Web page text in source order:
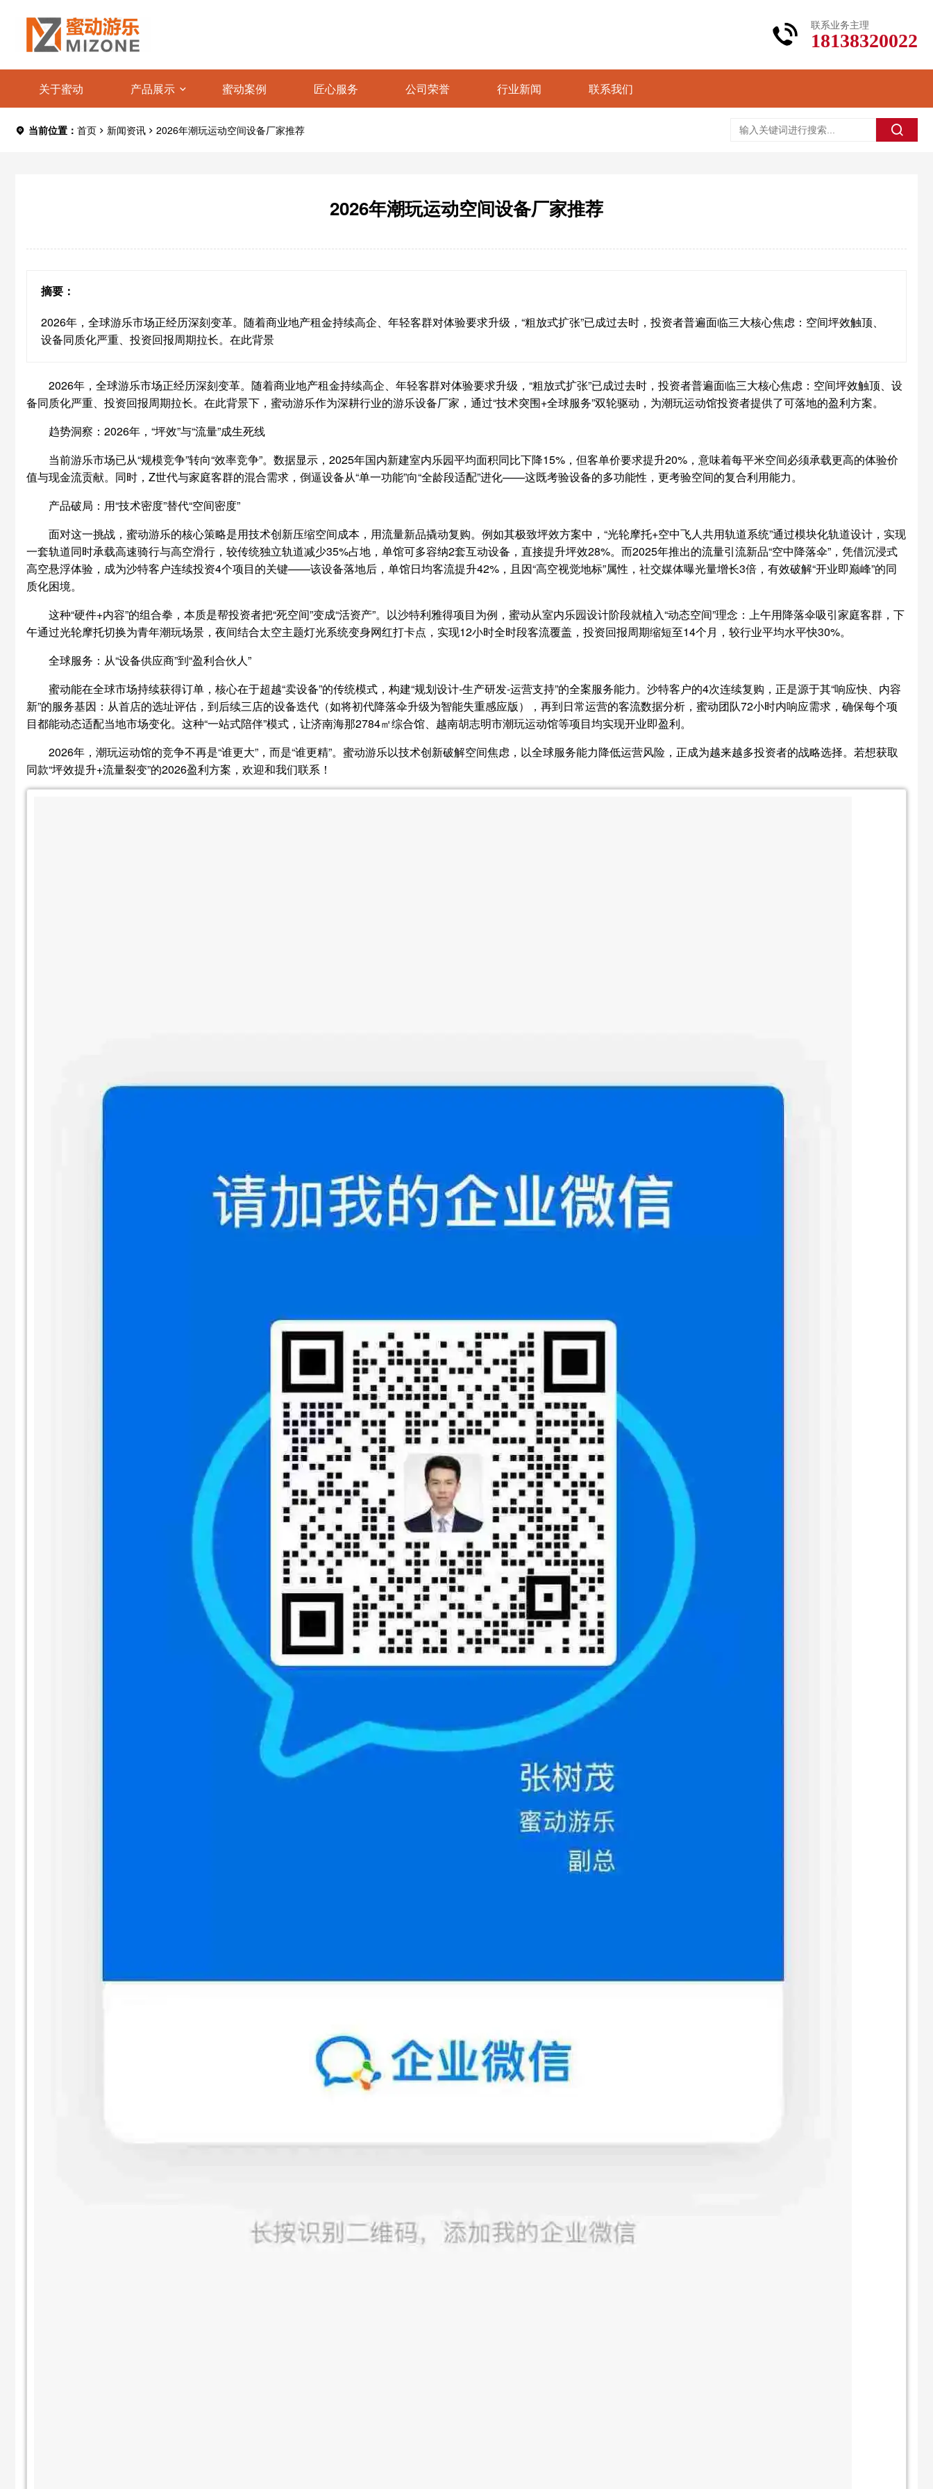
联系业务主理
18138320022
关于蜜动 产品展示 蜜动案例 匠心服务 公司荣誉 行业新闻 联系我们
当前位置： 首页 新闻资讯 2026年潮玩运动空间设备厂家推荐
2026年潮玩运动空间设备厂家推荐
摘要：
2026年，全球游乐市场正经历深刻变革。随着商业地产租金持续高企、年轻客群对体验要求升级，“粗放式扩张”已成过去时，投资者普遍面临三大核心焦虑：空间坪效触顶、
设备同质化严重、投资回报周期拉长。在此背景
2026年，全球游乐市场正经历深刻变革。随着商业地产租金持续高企、年轻客群对体验要求升级，“粗放式扩张”已成过去时，投资者普遍面临三大核心焦虑：空间坪效触顶、设
备同质化严重、投资回报周期拉长。在此背景下，蜜动游乐作为深耕行业的游乐设备厂家，通过“技术突围+全球服务”双轮驱动，为潮玩运动馆投资者提供了可落地的盈利方案。
趋势洞察：2026年，“坪效”与“流量”成生死线
当前游乐市场已从“规模竞争”转向“效率竞争”。数据显示，2025年国内新建室内乐园平均面积同比下降15%，但客单价要求提升20%，意味着每平米空间必须承载更高的体验价
值与现金流贡献。同时，Z世代与家庭客群的混合需求，倒逼设备从“单一功能”向“全龄段适配”进化——这既考验设备的多功能性，更考验空间的复合利用能力。
产品破局：用“技术密度”替代“空间密度”
面对这一挑战，蜜动游乐的核心策略是用技术创新压缩空间成本，用流量新品撬动复购。例如其极致坪效方案中，“光轮摩托+空中飞人共用轨道系统”通过模块化轨道设计，实现
一套轨道同时承载高速骑行与高空滑行，较传统独立轨道减少35%占地，单馆可多容纳2套互动设备，直接提升坪效28%。而2025年推出的流量引流新品“空中降落伞”，凭借沉浸式
高空悬浮体验，成为沙特客户连续投资4个项目的关键——该设备落地后，单馆日均客流提升42%，且因“高空视觉地标”属性，社交媒体曝光量增长3倍，有效破解“开业即巅峰”的同
质化困境。
这种“硬件+内容”的组合拳，本质是帮投资者把“死空间”变成“活资产”。以沙特利雅得项目为例，蜜动从室内乐园设计阶段就植入“动态空间”理念：上午用降落伞吸引家庭客群，下
午通过光轮摩托切换为青年潮玩场景，夜间结合太空主题灯光系统变身网红打卡点，实现12小时全时段客流覆盖，投资回报周期缩短至14个月，较行业平均水平快30%。
全球服务：从“设备供应商”到“盈利合伙人”
蜜动能在全球市场持续获得订单，核心在于超越“卖设备”的传统模式，构建“规划设计-生产研发-运营支持”的全案服务能力。沙特客户的4次连续复购，正是源于其“响应快、内容
新”的服务基因：从首店的选址评估，到后续三店的设备迭代（如将初代降落伞升级为智能失重感应版），再到日常运营的客流数据分析，蜜动团队72小时内响应需求，确保每个项
目都能动态适配当地市场变化。这种“一站式陪伴”模式，让济南海那2784㎡综合馆、越南胡志明市潮玩运动馆等项目均实现开业即盈利。
2026年，潮玩运动馆的竞争不再是“谁更大”，而是“谁更精”。蜜动游乐以技术创新破解空间焦虑，以全球服务能力降低运营风险，正成为越来越多投资者的战略选择。若想获取
同款“坪效提升+流量裂变”的2026盈利方案，欢迎和我们联系！